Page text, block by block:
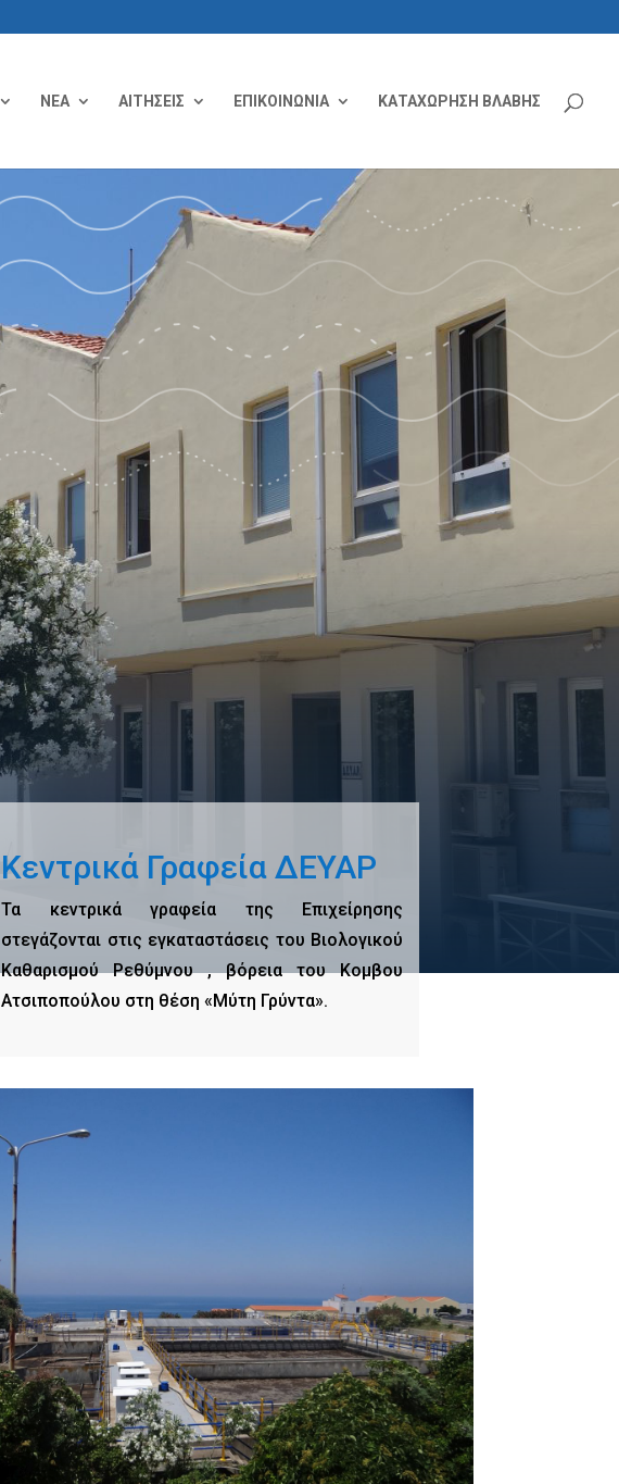
ΝΕΑ ΑΙΤΗΣΕΙΣ ΕΠΙΚΟΙΝΩΝΙΑ ΚΑΤΑΧΩΡΗΣΗ ΒΛΑΒΗΣ
Κεντρικά Γραφεία ΔΕΥΑΡ
Τα κεντρικά γραφεία της Επιχείρησης
στεγάζονται στις εγκαταστάσεις του Βιολογικού
Καθαρισμού Ρεθύμνου , βόρεια του Κομβου
Ατσιποπούλου στη θέση «Μύτη Γρύντα».